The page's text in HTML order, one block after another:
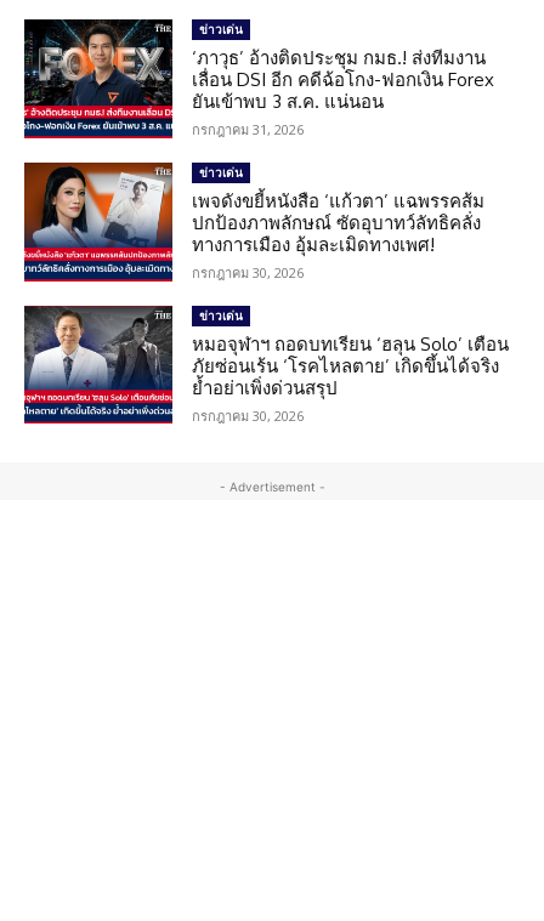
ข่าวเด่น
‘ภาวุธ’ อ้างติดประชุม กมธ.! ส่งทีมงาน
เลื่อน DSI อีก คดีฉ้อโกง-ฟอกเงิน Forex
ยันเข้าพบ 3 ส.ค. แน่นอน
กรกฎาคม 31, 2026
ข่าวเด่น
เพจดังขยี้หนังสือ ‘แก้วตา’ แฉพรรคส้ม
ปกป้องภาพลักษณ์ ซัดอุบาทว์ลัทธิคลั่ง
ทางการเมือง อุ้มละเมิดทางเพศ!
กรกฎาคม 30, 2026
ข่าวเด่น
หมอจุฬาฯ ถอดบทเรียน ‘ฮลุน Solo’ เตือน
ภัยซ่อนเร้น ‘โรคไหลตาย’ เกิดขึ้นได้จริง
ย้ำอย่าเพิ่งด่วนสรุป
กรกฎาคม 30, 2026
- Advertisement -